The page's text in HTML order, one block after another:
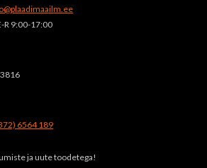
R 9:00-17:00
6564 189
ja uute toodetega!